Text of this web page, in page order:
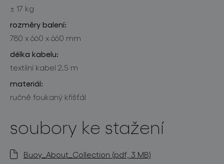
± 17 kg
rozměry balení:
780 x 660 x 660 mm
délka kabelu:
textilní kabel 2,5 m
materiál:
ručně foukaný křišťál
soubory ke stažení
Buoy_About_Collection (pdf, 3 MB)